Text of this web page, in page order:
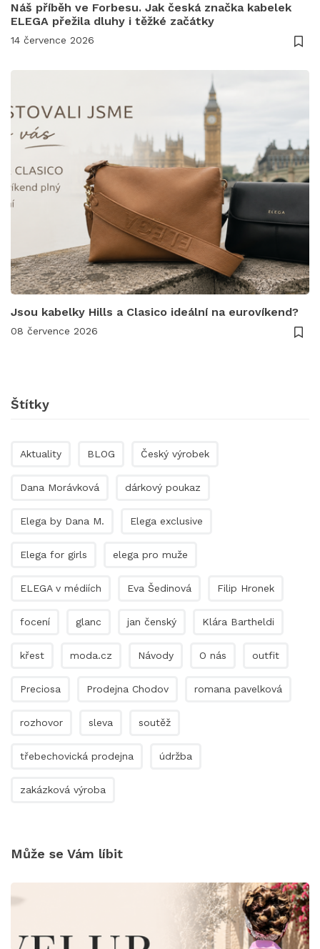
Náš příběh ve Forbesu. Jak česká značka kabelek
ELEGA přežila dluhy i těžké začátky
14 července 2026
Jsou kabelky Hills a Clasico ideální na eurovíkend?
08 července 2026
Štítky
Aktuality BLOG Český výrobek
Dana Morávková dárkový poukaz
Elega by Dana M. Elega exclusive
Elega for girls elega pro muže
ELEGA v médiích Eva Šedinová Filip Hronek
focení glanc jan čenský Klára Bartheldi
křest moda.cz Návody O nás outfit
Preciosa Prodejna Chodov romana pavelková
rozhovor sleva soutěž
třebechovická prodejna údržba
zakázková výroba
Může se Vám líbit